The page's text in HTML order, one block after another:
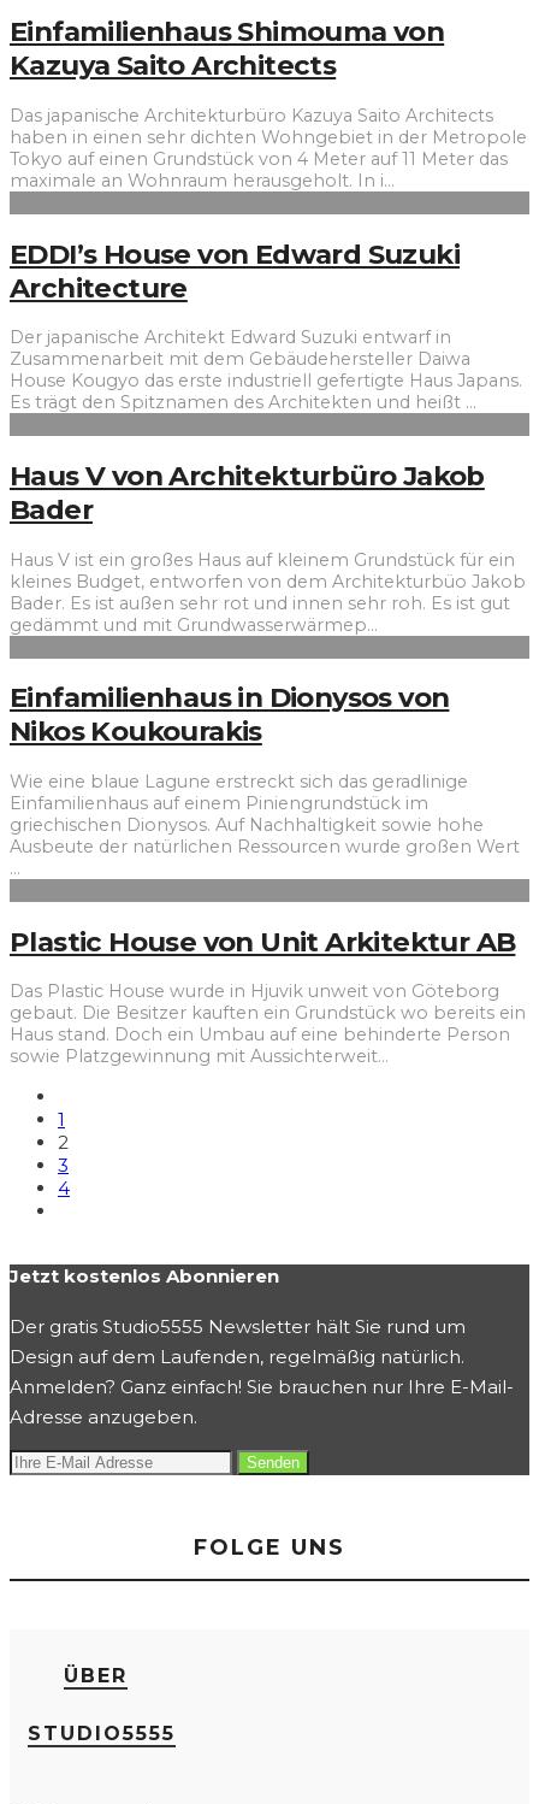
Einfamilienhaus Shimouma von
Kazuya Saito Architects
Das japanische Architekturbüro Kazuya Saito Architects
haben in einen sehr dichten Wohngebiet in der Metropole
Tokyo auf einen Grundstück von 4 Meter auf 11 Meter das
maximale an Wohnraum herausgeholt. In i...
EDDI’s House von Edward Suzuki
Architecture
Der japanische Architekt Edward Suzuki entwarf in
Zusammenarbeit mit dem Gebäudehersteller Daiwa
House Kougyo das erste industriell gefertigte Haus Japans.
Es trägt den Spitznamen des Architekten und heißt ...
Haus V von Architekturbüro Jakob
Bader
Haus V ist ein großes Haus auf kleinem Grundstück für ein
kleines Budget, entworfen von dem Architekturbüo Jakob
Bader. Es ist außen sehr rot und innen sehr roh. Es ist gut
gedämmt und mit Grundwasserwärmep...
Einfamilienhaus in Dionysos von
Nikos Koukourakis
Wie eine blaue Lagune erstreckt sich das geradlinige
Einfamilienhaus auf einem Piniengrundstück im
griechischen Dionysos. Auf Nachhaltigkeit sowie hohe
Ausbeute der natürlichen Ressourcen wurde großen Wert
...
Plastic House von Unit Arkitektur AB
Das Plastic House wurde in Hjuvik unweit von Göteborg
gebaut. Die Besitzer kauften ein Grundstück wo bereits ein
Haus stand. Doch ein Umbau auf eine behinderte Person
sowie Platzgewinnung mit Aussichterweit...
1
2
3
4
Jetzt kostenlos Abonnieren
Der gratis Studio5555 Newsletter hält Sie rund um
Design auf dem Laufenden, regelmäßig natürlich.
Anmelden? Ganz einfach! Sie brauchen nur Ihre E-Mail-
Adresse anzugeben.
FOLGE UNS
ÜBER
STUDIO5555